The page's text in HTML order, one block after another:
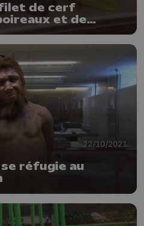
de cerf
et de
22/10/2021
se réfugie au